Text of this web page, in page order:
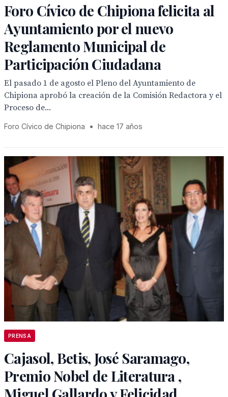
Foro Cívico de Chipiona felicita al
Ayuntamiento por el nuevo
Reglamento Municipal de
Participación Ciudadana
El pasado 1 de agosto el Pleno del Ayuntamiento de
Chipiona aprobó la creación de la Comisión Redactora y el
Proceso de...
Foro Cívico de Chipiona • hace 17 años
PRENSA
Cajasol, Betis, José Saramago,
Premio Nobel de Literatura ,